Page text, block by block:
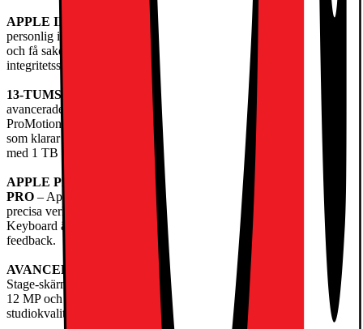
APPLE INTELLIGENCE – Apple Intelligence är ett system för
personlig intelligens som hjälper dig att kommunicera, uttrycka dig
och få saker gjorda på ett enklare sätt – med banbrytande
integritetsskydd i varje steg.
13-TUMS ULTRA RETINA XDR-SKÄRM – Världens mest
avancerade skärm med extrem ljusstyrka, suverän kontrast,
ProMotion, stort färgomfång (P3) och True Tone. Nanotexturglas
som klarar svåra ljusförhållanden finns som tillval på modellerna
med 1 TB och 2 TB.
APPLE PENCIL OCH MAGIC KEYBOARD TILL IPAD
PRO – Apple Pencil Pro och Apple Pencil (usb-c) är intuitiva och
precisa verktyg för att teckna, måla, anteckna och skapa. Magic
Keyboard är bekvämt att skriva på och har en styrplatta med haptisk
feedback.
AVANCERADE KAMEROR – iPad Pro har en 12 MP Center
Stage-skärmkamera på långsidan och en vidvinkelkamera med
12 MP och adaptiv True Toneblixt. Fyra mikrofoner med
studiokvalitet och ett ljudsystem med fyra högtalare ger fylligt ljud.